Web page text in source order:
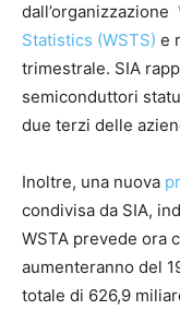
dall’organizzazione
Statistics (WSTS) e
trimestrale. SIA
semiconduttori
due terzi delle
Inoltre, una nuova
condivisa da SIA,
WSTA prevede ora
aumenteranno del
totale di 626,9